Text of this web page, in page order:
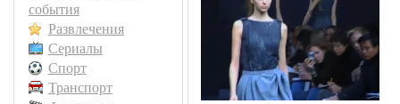
события
Развлечения
Сериалы
Спорт
Транспорт